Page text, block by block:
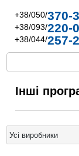
+38/050/370-
+38/093/220-
+38/044/257-
Інші